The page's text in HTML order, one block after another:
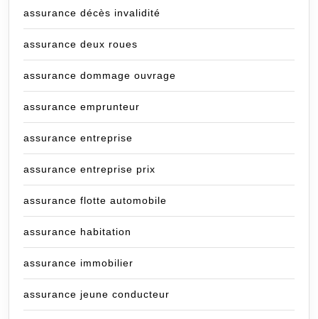
assurance décès invalidité
assurance deux roues
assurance dommage ouvrage
assurance emprunteur
assurance entreprise
assurance entreprise prix
assurance flotte automobile
assurance habitation
assurance immobilier
assurance jeune conducteur